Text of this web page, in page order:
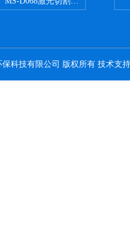
科技有限公司 版权所有 技术支